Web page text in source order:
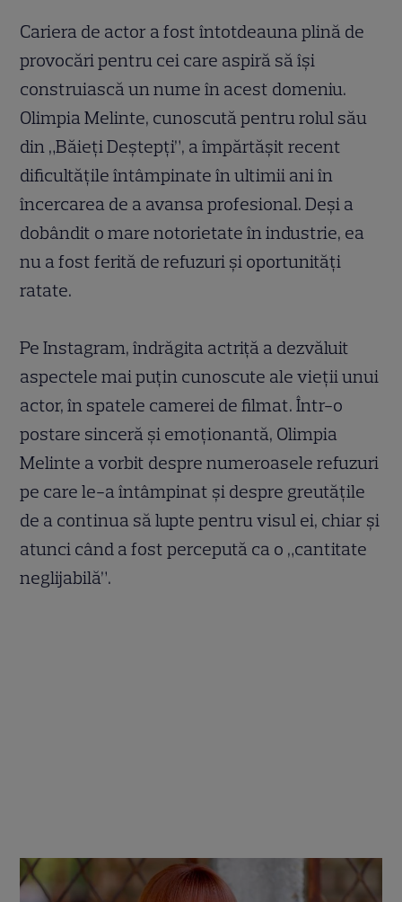
Cariera de actor a fost întotdeauna plină de
provocări pentru cei care aspiră să își
construiască un nume în acest domeniu.
Olimpia Melinte, cunoscută pentru rolul său
din „Băieți Deștepți”, a împărtășit recent
dificultățile întâmpinate în ultimii ani în
încercarea de a avansa profesional. Deși a
dobândit o mare notorietate în industrie, ea
nu a fost ferită de refuzuri și oportunități
ratate.
Pe Instagram, îndrăgita actriță a dezvăluit
aspectele mai puțin cunoscute ale vieții unui
actor, în spatele camerei de filmat. Într-o
postare sinceră și emoționantă, Olimpia
Melinte a vorbit despre numeroasele refuzuri
pe care le-a întâmpinat și despre greutățile
de a continua să lupte pentru visul ei, chiar și
atunci când a fost percepută ca o „cantitate
neglijabilă”.